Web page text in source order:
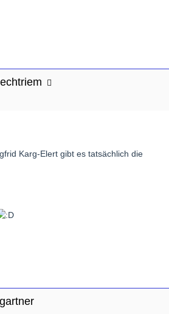
Karg-Elert gibt es tatsächlich die